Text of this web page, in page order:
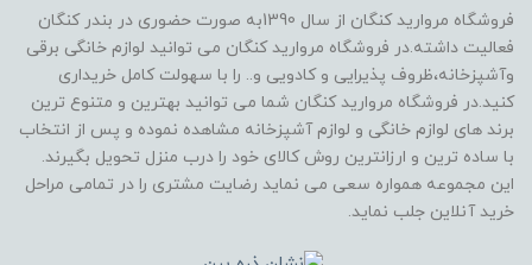
فروشگاه مروارید کنگان از سال 1390به صورت حضوری در بندر کنگان
فعالیت داشته.در فروشگاه مروارید کنگان می توانید لوازم خانگی برقی
وآشپزخانه،ظروف پذیرایی و کادویی و.. را با سهولت کامل خریداری
کنید.در فروشگاه مروارید کنگان شما می توانید بهترین و متنوع ترین
برند های لوازم خانگی و لوازم آشپزخانه مشاهده نموده و پس از انتخاب
با ساده ترین و ارزانترین روش کالای خود را درب منزل تحویل بگیرند.
این مجموعه همواره سعی می نماید رضایت مشتری را در تمامی مراحل
خرید آنلاین جلب نماید.